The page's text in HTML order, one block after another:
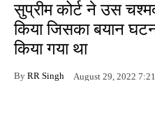
सुप्रीम कोर्ट ने उस
किया जिसका बयान
किया गया था
By RR Singh August 29, 2022